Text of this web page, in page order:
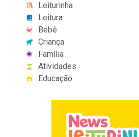
Leiturinha
Leitura
Bebê
Criança
Família
Atividades
Educação